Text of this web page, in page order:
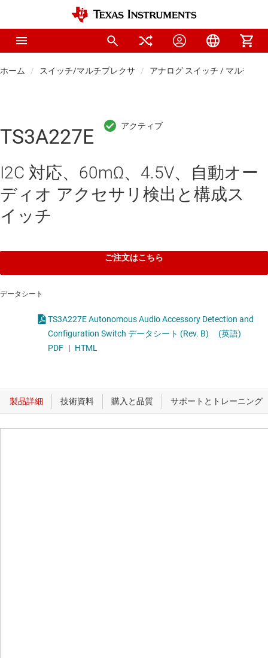
ホーム スイッチ/マルチプレクサ アナログ スイッチ / マルチプ
TS3A227E
I2C 対応、60mΩ、4.5V、自動オー
ディオ アクセサリ検出と構成ス
イッチ
ご注文はこちら
データシート
TS3A227E Autonomous Audio Accessory Detection and
Configuration Switch データシート (Rev. B)
(英語)
PDF | HTML